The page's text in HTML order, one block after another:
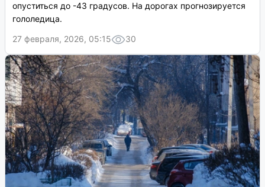
опуститься до -43 градусов. На дорогах прогнозируется
гололедица.
27 февраля, 2026, 05:15
30